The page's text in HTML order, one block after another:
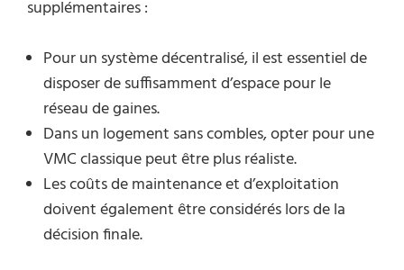
supplémentaires :
Pour un système décentralisé, il est essentiel de
disposer de suffisamment d’espace pour le
réseau de gaines.
Dans un logement sans combles, opter pour une
VMC classique peut être plus réaliste.
Les coûts de maintenance et d’exploitation
doivent également être considérés lors de la
décision finale.